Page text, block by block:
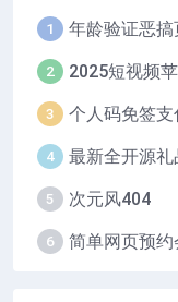
1 年龄验证恶
2
3
4
5 次元风404
6 简单网页预